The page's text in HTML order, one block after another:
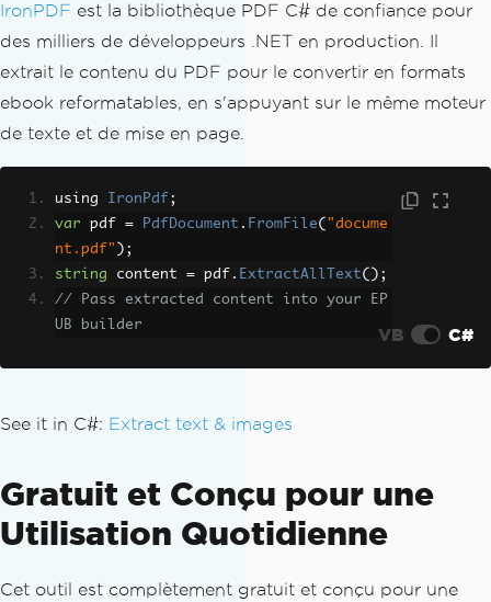
IronPDF est la bibliothèque PDF C# de confiance pour
des milliers de développeurs .NET en production. Il
extrait le contenu du PDF pour le convertir en formats
ebook reformatables, en s'appuyant sur le même moteur
de texte et de mise en page.
using IronPdf ;
var pdf = PdfDocument . FromFile( "docume
nt.pdf" );
string content = pdf . ExtractAllText();
// Pass extracted content into your EP
UB builder
VB C#
See it in C#: Extract text & images
Gratuit et Conçu pour une
Utilisation Quotidienne
Cet outil est complètement gratuit et conçu pour une